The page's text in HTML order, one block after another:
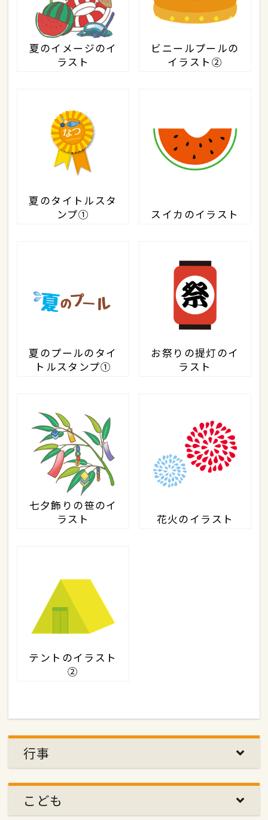
夏のイメージのイ
ラスト
ビニールプールの
イラスト②
夏のタイトルスタ
ンプ①
スイカのイラスト
夏のプールのタイ
トルスタンプ①
お祭りの提灯のイ
ラスト
七夕飾りの笹のイ
ラスト
花火のイラスト
テントのイラスト
②
行事
こども